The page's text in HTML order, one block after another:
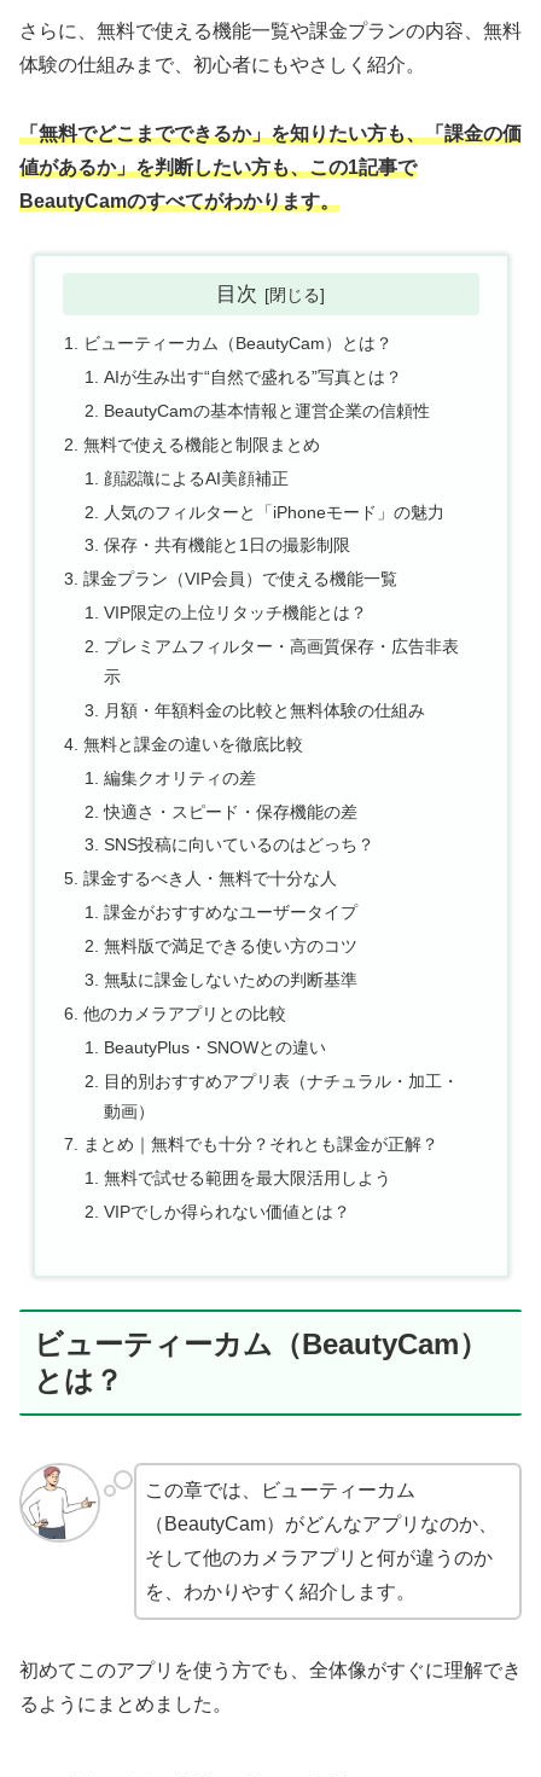
さらに、無料で使える機能一覧や課金プランの内容、無料
体験の仕組みまで、初心者にもやさしく紹介。
「無料でどこまでできるか」を知りたい方も、「課金の価
値があるか」を判断したい方も、この1記事で
BeautyCamのすべてがわかります。
目次
ビューティーカム（BeautyCam）とは？
AIが生み出す“自然で盛れる”写真とは？
BeautyCamの基本情報と運営企業の信頼性
無料で使える機能と制限まとめ
顔認識によるAI美顔補正
人気のフィルターと「iPhoneモード」の魅力
保存・共有機能と1日の撮影制限
課金プラン（VIP会員）で使える機能一覧
VIP限定の上位リタッチ機能とは？
プレミアムフィルター・高画質保存・広告非表
示
月額・年額料金の比較と無料体験の仕組み
無料と課金の違いを徹底比較
編集クオリティの差
快適さ・スピード・保存機能の差
SNS投稿に向いているのはどっち？
課金するべき人・無料で十分な人
課金がおすすめなユーザータイプ
無料版で満足できる使い方のコツ
無駄に課金しないための判断基準
他のカメラアプリとの比較
BeautyPlus・SNOWとの違い
目的別おすすめアプリ表（ナチュラル・加工・
動画）
まとめ｜無料でも十分？それとも課金が正解？
無料で試せる範囲を最大限活用しよう
VIPでしか得られない価値とは？
ビューティーカム（BeautyCam）
とは？
この章では、ビューティーカム
（BeautyCam）がどんなアプリなのか、
そして他のカメラアプリと何が違うのか
を、わかりやすく紹介します。
初めてこのアプリを使う方でも、全体像がすぐに理解でき
るようにまとめました。